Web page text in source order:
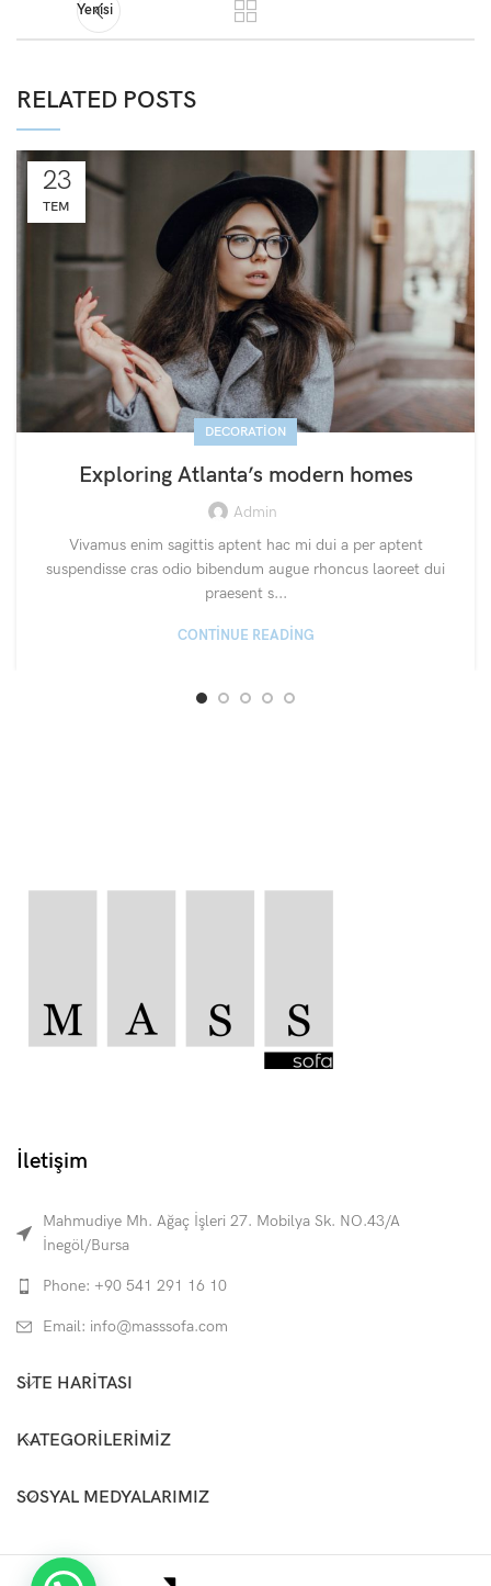
Yenisi
RELATED POSTS
23
TEM
DECORATION
Exploring Atlanta’s modern homes
Admin
Vivamus enim sagittis aptent hac mi dui a per aptent
suspendisse cras odio bibendum augue rhoncus laoreet dui
praesent s...
CONTINUE READING
İletişim
Mahmudiye Mh. Ağaç İşleri 27. Mobilya Sk. NO.43/A
İnegöl/Bursa
Phone: +90 541 291 16 10
Email: info@masssofa.com
SITE HARITASI
KATEGORILERIMIZ
SOSYAL MEDYALARIMIZ